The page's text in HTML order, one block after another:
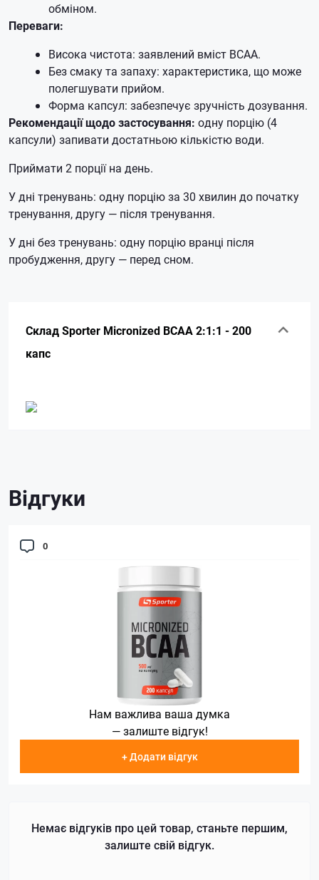
обміном.
Переваги:
Висока чистота: заявлений вміст BCAA.
Без смаку та запаху: характеристика, що може
полегшувати прийом.
Форма капсул: забезпечує зручність дозування.
Рекомендації щодо застосування: одну порцію (4
капсули) запивати достатньою кількістю води.
Приймати 2 порції на день.
У дні тренувань: одну порцію за 30 хвилин до початку
тренування, другу — після тренування.
У дні без тренувань: одну порцію вранці після
пробудження, другу — перед сном.
Склад Sporter Micronized BCAA 2:1:1 - 200
капс
Відгуки
0
Нам важлива ваша думка
— залиште відгук!
+ Додати відгук
Немає відгуків про цей товар, станьте першим,
залиште свій відгук.